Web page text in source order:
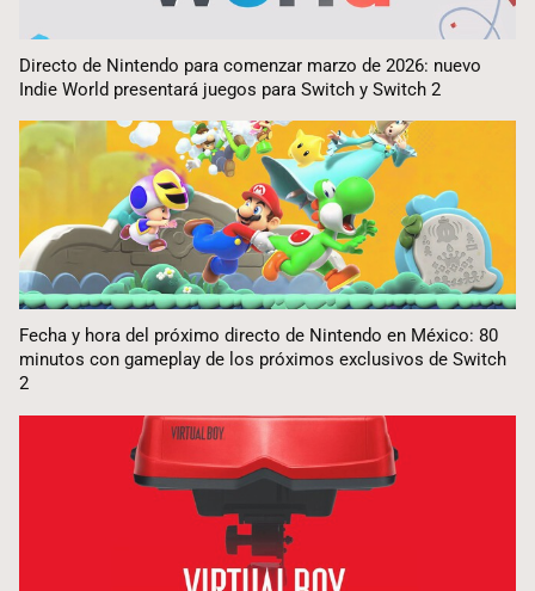
Directo de Nintendo para comenzar marzo de 2026: nuevo
Indie World presentará juegos para Switch y Switch 2
Fecha y hora del próximo directo de Nintendo en México: 80
minutos con gameplay de los próximos exclusivos de Switch
2